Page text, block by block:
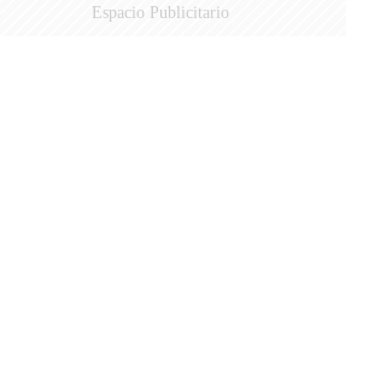
Espacio Publicitario